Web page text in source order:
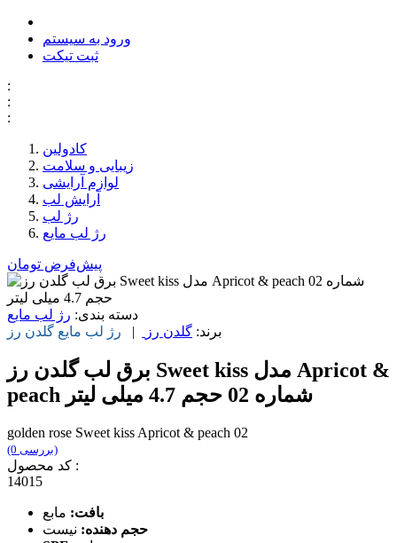
ورود به سیستم
ثبت تیکت
:
:
:
کادولین
زیبایی و سلامت
لوازم آرایشی
آرایش لب
رژ لب
رژ لب مایع
پیش‌فرض تومان
دسته بندی: رژ لب مایع
برند: گلدن رز | رژ لب مایع گلدن رز
برق لب گلدن رز Sweet kiss مدل Apricot &
peach شماره 02 حجم 4.7 میلی لیتر
golden rose Sweet kiss Apricot & peach 02
(0 بررسی)
کد محصول :
14015
بافت: مابع
حجم دهنده: نیست